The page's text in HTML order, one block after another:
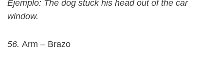
Ejemplo: The dog stuck his head out of the car
window.
56. Arm – Brazo